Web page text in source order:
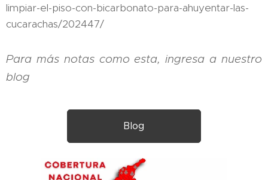
limpiar-el-piso-con-bicarbonato-para-ahuyentar-las-
cucarachas/202447/
Para más notas como esta, ingresa a nuestro
blog
Blog